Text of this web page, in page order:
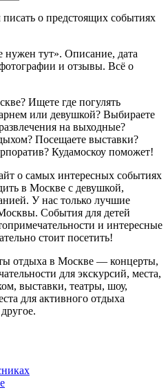
о предстоящих событиях
тут». Описание, дата
и отзывы. Всё о
Ищете где погулять
или девушкой? Выбираете
на выходные?
Посещаете выставки?
Кудамоскоу поможет!
о самых интересных событиях
в Москве с девушкой,
У нас только лучшие
События для детей
и интересные
стоит посетить!
отдыха в Москве — концерты,
для экскурсий, места,
выставки, театры, шоу,
для активного отдыха